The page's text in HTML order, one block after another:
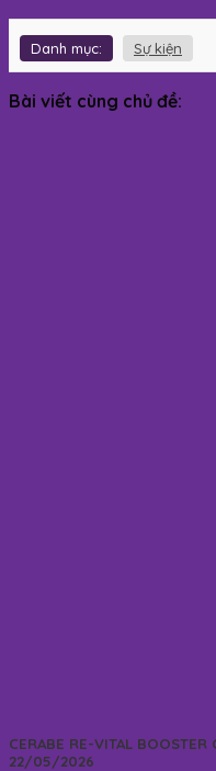
Danh mục: Sự kiện
Bài viết cùng chủ đề:
CERABE RE-VITAL
22/05/2026